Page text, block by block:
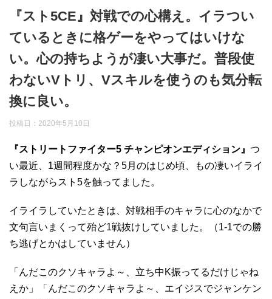
『スト5CE』対戦での心構え。イラつい
ているときに格ゲーをやってはいけな
い。心の持ちようが凄い大事だ。普段使
わないVトリ、Vスキルを使うのも気分転
換に良い。
投稿日： 2020年5月10日
『ストリートファイター5 チャンピオンエディション』 つ
い最近、1週間程度かな？5月のはじめ頃、もの凄いイライ
ラしながらスト5を触ってました。
イライラしていたときは、対戦相手のキャラに心のなかで
文句言いまくって殆ど1戦抜けしていました。（1-1での勝
ち逃げとかはしていません）
「んだこのクソキャラよ～、立ち中K振ってるだけじゃね
えか」「んだこのクソキャラよ～、エイジスでジャンケン